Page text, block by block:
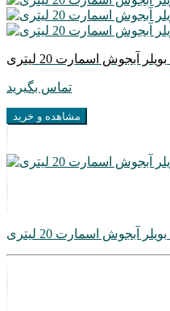
تماس بگیرید
مشاهده و خرید